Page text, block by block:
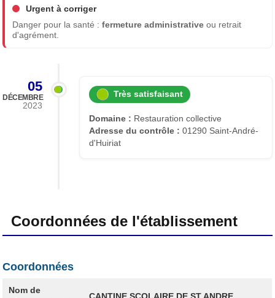
Urgent à corriger
Danger pour la santé :fermeture administrative ou retrait
d'agrément.
05
DÉCEMBRE
2023
Très satisfaisant
Domaine : Restauration collective
Adresse du contrôle : 01290 Saint-André-
d'Huiriat
Coordonnées de l'établissement
Coordonnées
Nom de